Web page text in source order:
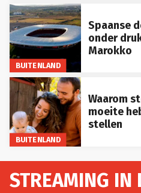
BUITENLAND
Spaanse
onder
Marokko
BUITENLAND
Waarom
moeite
stellen
STREAMING IN